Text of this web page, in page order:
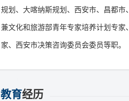
规划、大喀纳斯规划、西安市、昌都市
兼文化和旅游部青年专家培养计划专
家、西安市决策咨询委员会委员等职。
教育经历